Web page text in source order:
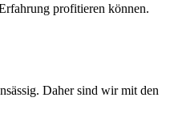
profitieren können.
Daher sind wir mit den